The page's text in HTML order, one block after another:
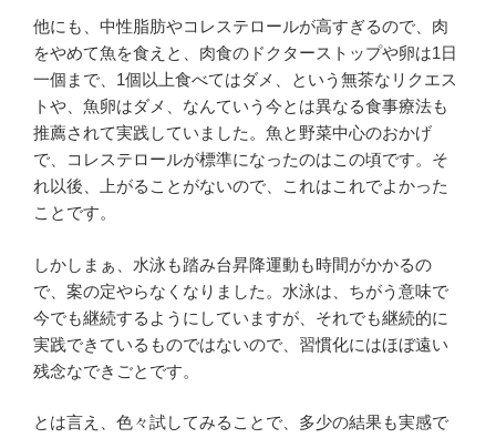
他にも、中性脂肪やコレステロールが高すぎるので、肉
をやめて魚を食えと、肉食のドクターストップや卵は1日
一個まで、1個以上食べてはダメ、という無茶なリクエス
トや、魚卵はダメ、なんていう今とは異なる食事療法も
推薦されて実践していました。魚と野菜中心のおかげ
で、コレステロールが標準になったのはこの頃です。そ
れ以後、上がることがないので、これはこれでよかった
ことです。
しかしまぁ、水泳も踏み台昇降運動も時間がかかるの
で、案の定やらなくなりました。水泳は、ちがう意味で
今でも継続するようにしていますが、それでも継続的に
実践できているものではないので、習慣化にはほぼ遠い
残念なできごとです。
とは言え、色々試してみることで、多少の結果も実感で